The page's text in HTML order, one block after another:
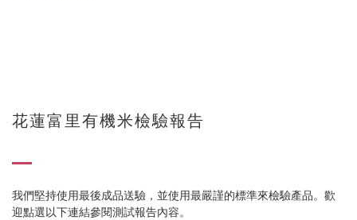
花蓮富里有機米檢驗報告
我們堅持使用最後成品送驗，並使用最嚴謹的標準來檢驗產品。歡
迎點選以下連結參閱測試報告內容。